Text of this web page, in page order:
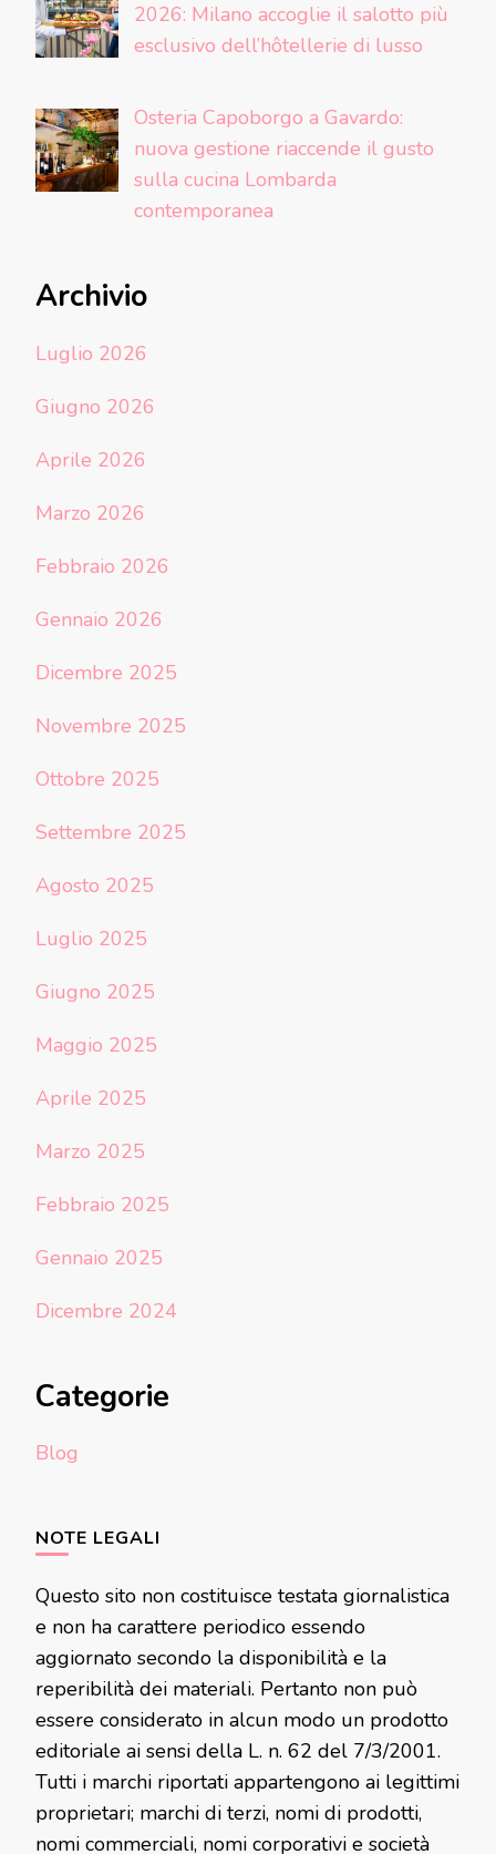
2026: Milano accoglie il salotto più
esclusivo dell’hôtellerie di lusso
Osteria Capoborgo a Gavardo:
nuova gestione riaccende il gusto
sulla cucina Lombarda
contemporanea
Archivio
Luglio 2026
Giugno 2026
Aprile 2026
Marzo 2026
Febbraio 2026
Gennaio 2026
Dicembre 2025
Novembre 2025
Ottobre 2025
Settembre 2025
Agosto 2025
Luglio 2025
Giugno 2025
Maggio 2025
Aprile 2025
Marzo 2025
Febbraio 2025
Gennaio 2025
Dicembre 2024
Categorie
Blog
NOTE LEGALI
Questo sito non costituisce testata giornalistica
e non ha carattere periodico essendo
aggiornato secondo la disponibilità e la
reperibilità dei materiali. Pertanto non può
essere considerato in alcun modo un prodotto
editoriale ai sensi della L. n. 62 del 7/3/2001.
Tutti i marchi riportati appartengono ai legittimi
proprietari; marchi di terzi, nomi di prodotti,
nomi commerciali, nomi corporativi e società